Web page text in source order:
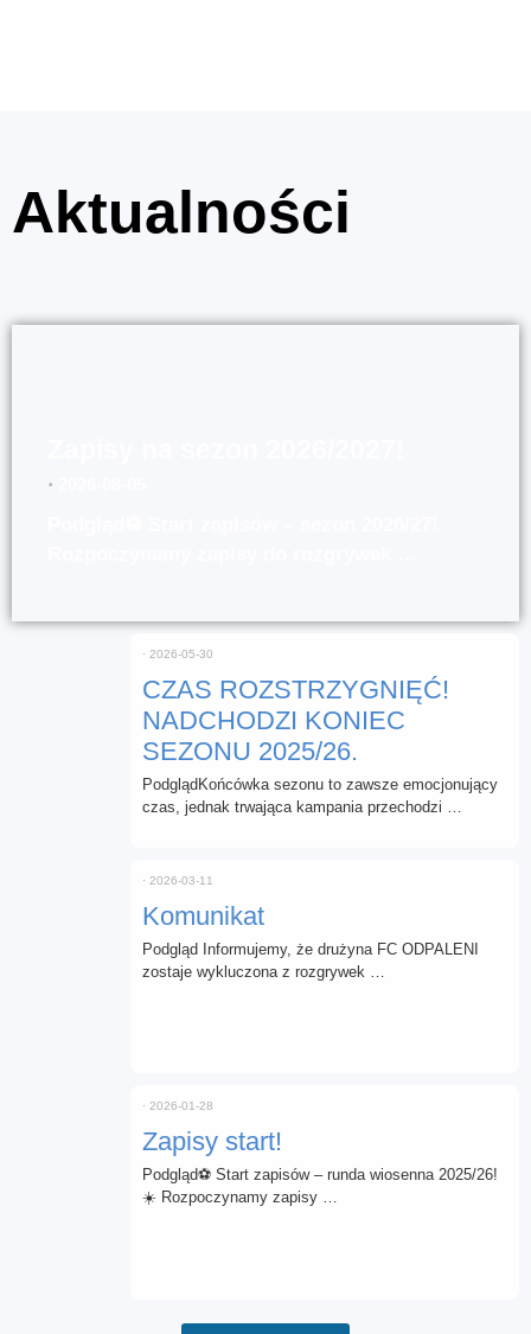
Aktualności
⋅
CZAS ROZSTRZYGNIĘĆ!
NADCHODZI KONIEC
SEZONU 2025/26.
⋅ 2026-05-30
PodglądKońcówka sezonu to zawsze emocjonujący
czas, jednak trwająca kampania przechodzi …
Komunikat
⋅ 2026-03-11
Podgląd Informujemy, że drużyna FC ODPALENI
zostaje wykluczona z rozgrywek …
Zapisy start!
⋅ 2026-01-28
Podgląd⚽ Start zapisów – runda wiosenna 2025/26!
☀️ Rozpoczynamy zapisy …